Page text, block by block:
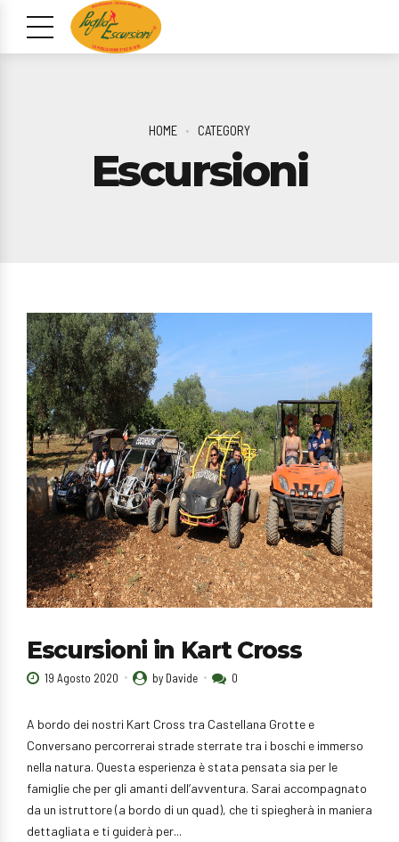
HOME CATEGORY
Escursioni
Escursioni in Kart Cross
19 Agosto 2020 by Davide 0
A bordo dei nostri Kart Cross tra Castellana Grotte e
Conversano percorrerai strade sterrate tra i boschi e immerso
nella natura. Questa esperienza è stata pensata sia per le
famiglie che per gli amanti dell’avventura. Sarai accompagnato
da un istruttore (a bordo di un quad), che ti spiegherà in maniera
dettagliata e ti guiderà per...